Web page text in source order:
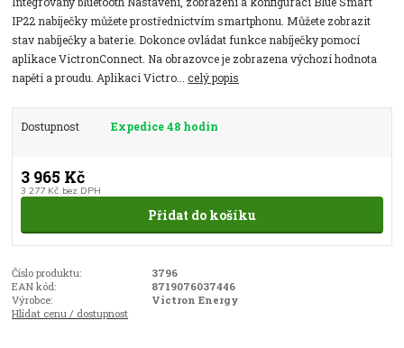
IP22 nabíječky můžete prostřednictvím smartphonu. Můžete zobrazit
stav nabíječky a baterie. Dokonce ovládat funkce nabíječky pomocí
aplikace VictronConnect. Na obrazovce je zobrazena výchozí hodnota
napětí a proudu. Aplikaci Victro...celý popis
Dostupnost Expedice 48 hodin
3 965 Kč
3 277 Kč bez DPH
Přidat do košíku
Číslo produktu:
3796
EAN kód:
8719076037446
Výrobce:
Victron Energy
Hlídat cenu / dostupnost